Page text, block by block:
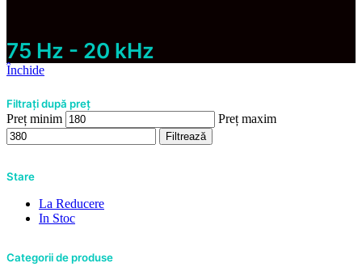
75 Hz - 20 kHz
Închide
Filtrați după preț
Preț minim Preț maxim
Filtrează
Stare
La Reducere
In Stoc
Categorii de produse